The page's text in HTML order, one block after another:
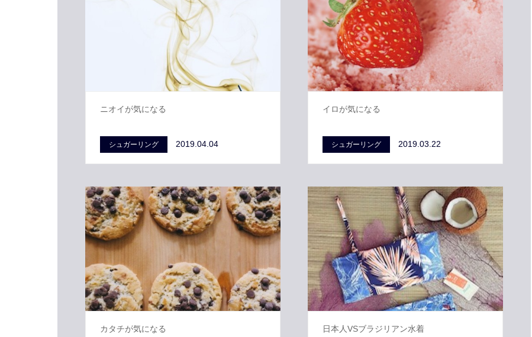
ニオイが気になる
シュガーリング 2019.04.04
イロが気になる
シュガーリング 2019.03.22
カタチが気になる 日本人VSブラジリアン水着